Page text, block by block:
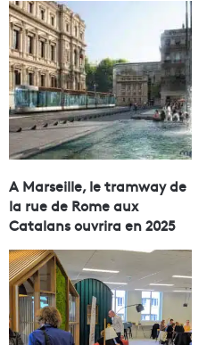
A Marseille, le tramway de
la rue de Rome aux
Catalans ouvrira en 2025